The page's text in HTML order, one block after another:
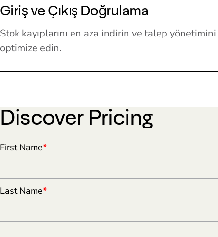
Giriş ve Çıkış Doğrulama
Stok kayıplarını en aza indirin ve talep yönetimini
optimize edin.
Discover Pricing
First Name*
Last Name*